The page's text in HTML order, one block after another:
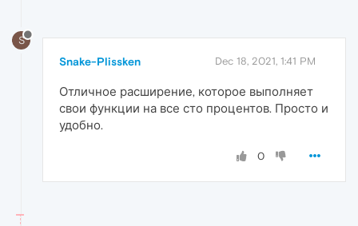
S
Snake-Plissken Dec 18, 2021, 1:41 PM
Отличное расширение, которое выполняет
свои функции на все сто процентов. Просто и
удобно.
0